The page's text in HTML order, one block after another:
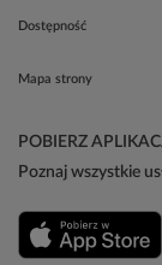
Dostępność
Mapa strony
POBIERZ
Poznaj wszystkie